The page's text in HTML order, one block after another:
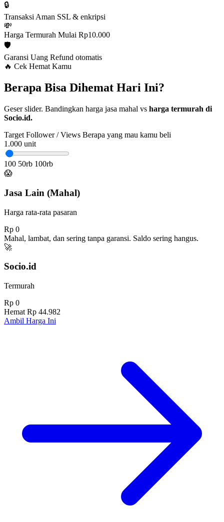
🔒
Transaksi Aman SSL & enkripsi
💸
Harga Termurah Mulai Rp10.000
🛡️
Garansi Uang Refund otomatis
🔥 Cek Hemat Kamu
Berapa Bisa Dihemat Hari Ini?
Geser slider. Bandingkan harga jasa mahal vs harga termurah di
Socio.id.
Target Follower / Views Berapa yang mau kamu beli
1.000 unit
100 50rb 100rb
😱
Jasa Lain (Mahal)
Harga rata-rata pasaran
Rp 0
Mahal, lambat, dan sering tanpa garansi. Saldo sering hangus.
🚀
Socio.id
Termurah
Rp 0
Hemat Rp 44.982
Ambil Harga Ini